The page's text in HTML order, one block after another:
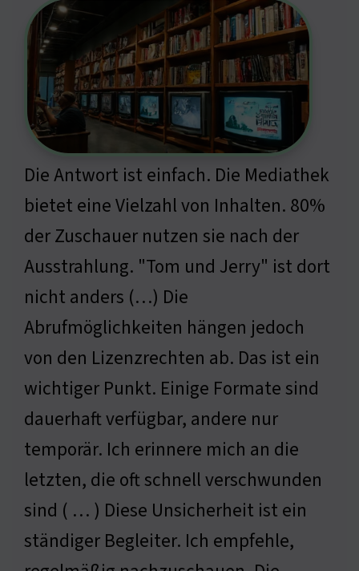
Die Antwort ist einfach. Die Mediathek
bietet eine Vielzahl von Inhalten. 80%
der Zuschauer nutzen sie nach der
Ausstrahlung. "Tom und Jerry" ist dort
nicht anders (…) Die
Abrufmöglichkeiten hängen jedoch
von den Lizenzrechten ab. Das ist ein
wichtiger Punkt. Einige Formate sind
dauerhaft verfügbar, andere nur
temporär. Ich erinnere mich an die
letzten, die oft schnell verschwunden
sind ( … ) Diese Unsicherheit ist ein
ständiger Begleiter. Ich empfehle,